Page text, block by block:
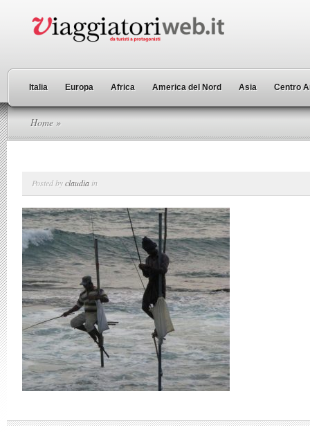
Italia Europa Africa America del Nord Asia Centro
Home »
Posted byclaudia in